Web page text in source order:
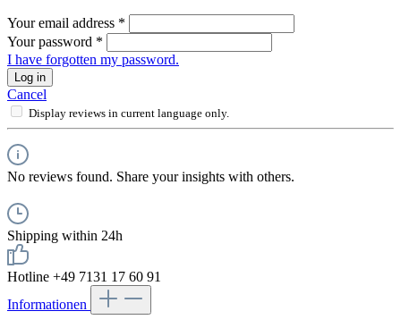
Your email address *
Your password *
I have forgotten my password.
Log in
Cancel
Display reviews in current language only.
No reviews found. Share your insights with others.
Shipping within 24h
Hotline +49 7131 17 60 91
Informationen